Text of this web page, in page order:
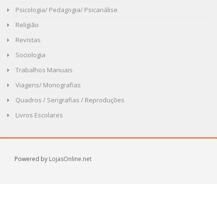
Psicologia/ Pedagogia/ Psicanálise
Religião
Revistas
Sociologia
Trabalhos Manuais
Viagens/ Monografias
Quadros / Serigrafias / Reproduções
Livros Escolares
Powered by LojasOnline.net